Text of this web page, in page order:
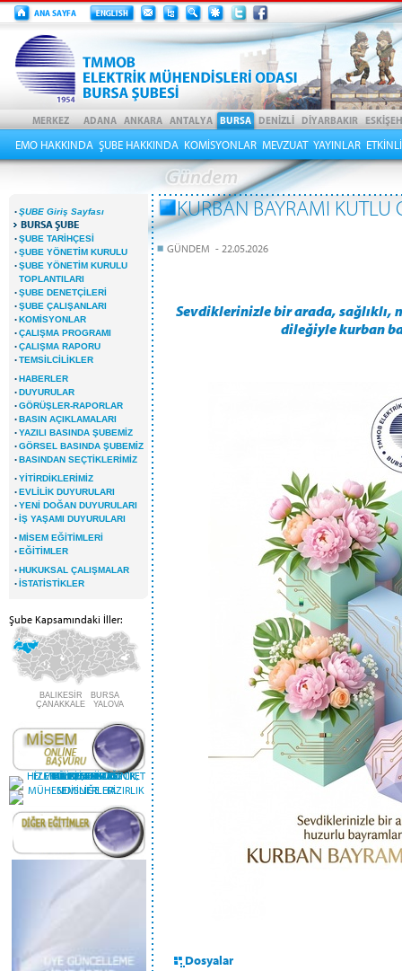
EMO HAKKINDA ŞUBE HAKKINDA KOMİSYONLAR MEVZUAT YAYINLAR
·ŞUBE Giriş Sayfası
BURSA ŞUBE
·ŞUBE TARİHÇESİ
·ŞUBE YÖNETİM KURULU
·ŞUBE YÖNETİM KURULU
TOPLANTILARI
·ŞUBE DENETÇİLERİ
·ŞUBE ÇALIŞANLARI
·KOMİSYONLAR
·ÇALIŞMA PROGRAMI
·ÇALIŞMA RAPORU
·TEMSİLCİLİKLER
·HABERLER
·DUYURULAR
·GÖRÜŞLER-RAPORLAR
·BASIN AÇIKLAMALARI
·YAZILI BASINDA ŞUBEMİZ
·GÖRSEL BASINDA ŞUBEMİZ
·BASINDAN SEÇTİKLERİMİZ
·YİTİRDİKLERİMİZ
·EVLİLİK DUYURULARI
·YENİ DOĞAN DUYURULARI
·İŞ YAŞAMI DUYURULARI
·MİSEM EĞİTİMLERİ
·EĞİTİMLER
·HUKUKSAL ÇALIŞMALAR
·İSTATİSTİKLER
Şube Kapsamındaki İller:
BALIKESİR BURSA
ÇANAKKALE YALOVA
KURBAN BAYRAMI KUTLU
GÜNDEM - 22.05.2026
Sevdiklerinizle bir arada, sağlıklı,
dileğiyle kurban
Dosyalar